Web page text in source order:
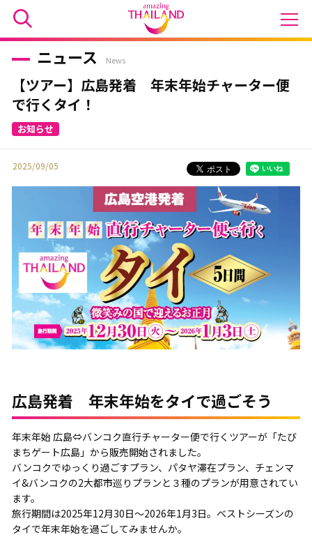
ニュース News
【ツアー】広島発着 年末年始チャーター便
で行くタイ！
2025/09/05
広島発着 年末年始をタイで過ごそう
年末年始 広島⇔バンコク直行チャーター便で行くツアーが「たび
まちゲート広島」から販売開始されました。
バンコクでゆっくり過ごすプラン、パタヤ滞在プラン、チェンマ
イ&バンコクの2大都市巡りプランと３種のプランが用意されてい
ます。
旅行期間は2025年12月30日～2026年1月3日。ベストシーズンの
タイで年末年始を過ごしてみませんか。